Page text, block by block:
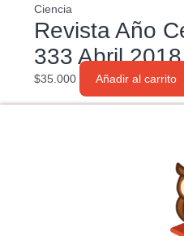
Ciencia
Revista Año
333 Abril 2018
$35.000 Añadir al carrito